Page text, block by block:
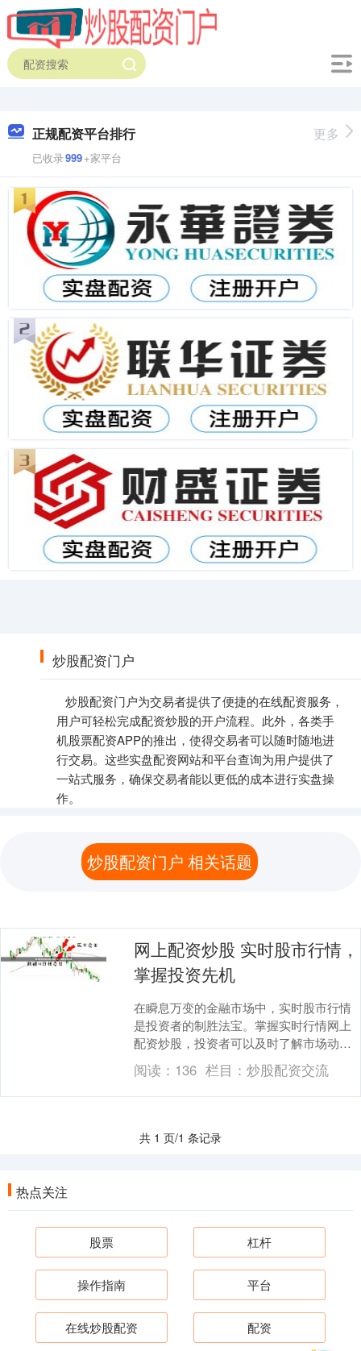
正规配资平台排行
已收录999+家平台
更多
炒股配资门户
炒股配资门户为交易者提供了便捷的在线配资服务，
用户可轻松完成配资炒股的开户流程。此外，各类手
机股票配资APP的推出，使得交易者可以随时随地进
行交易。这些实盘配资网站和平台查询为用户提供了
一站式服务，确保交易者能以更低的成本进行实盘操
作。
炒股配资门户 相关话题
网上配资炒股 实时股市行情，
掌握投资先机
在瞬息万变的金融市场中，实时股市行情
是投资者的制胜法宝。掌握实时行情网上
配资炒股，投资者可以及时了解市场动
态，做出明智的投资决策。 与传统期货投
资相比，配资代理....
阅读： 136 栏目： 炒股配资交流
共 1 页/1 条记录
热点关注
股票 杠杆
操作指南 平台
在线炒股配资 配资